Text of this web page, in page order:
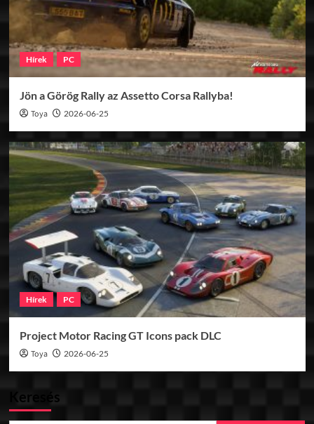
Hírek PC
Jön a Görög Rally az Assetto Corsa Rallyba!
Toya 2026-06-25
Hírek PC
Project Motor Racing GT Icons pack DLC
Toya 2026-06-25
Keresés